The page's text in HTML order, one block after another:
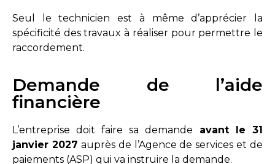
Seul le technicien est à même d’apprécier la
spécificité des travaux à réaliser pour permettre le
raccordement.
Demande de l’aide
financière
L’entreprise doit faire sa demande avant le 31
janvier 2027 auprès de l’Agence de services et de
paiements (ASP) qui va instruire la demande.